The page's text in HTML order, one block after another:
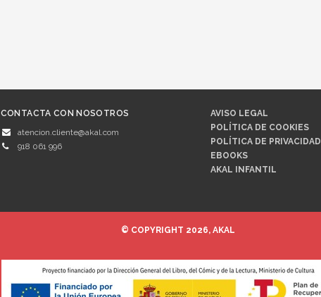
CONTACTA CON NOSOTROS
atencion.cliente@akal.com
918 061 996
AVISO LEGAL
POLÍTICA DE COOKIES
POLÍTICA DE PRIVACIDAD
EBOOKS
AKAL INFANTIL
© COPYRIGHT 2026, AKAL